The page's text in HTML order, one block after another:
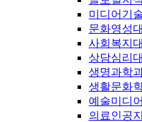
미디어기
문화영성
사회복지
상담심리
생명과학
생활문화
예술미디
의료인공